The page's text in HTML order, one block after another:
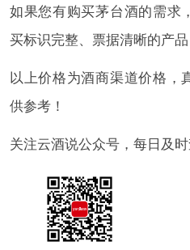
如果您有购买茅台酒的需求
买标识完整、票据清晰的产品
以上价格为酒商渠道价格，
供参考！
关注云酒说公众号，每日及